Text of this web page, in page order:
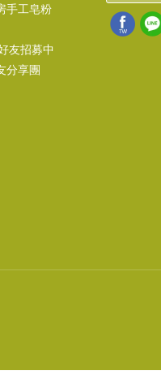
手工皂粉
友招募中
分享團